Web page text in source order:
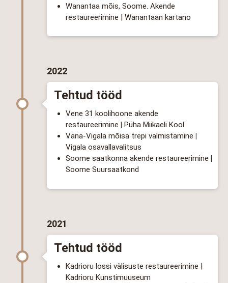
Wanantaa mõis, Soome. Akende
restaureerimine | Wanantaan kartano
2022
Tehtud tööd
Vene 31 koolihoone akende
restaureerimine | Püha Miikaeli Kool
Vana-Vigala mõisa trepi valmistamine |
Vigala osavallavalitsus
Soome saatkonna akende restaureerimine |
Soome Suursaatkond
2021
Tehtud tööd
Kadrioru lossi välisuste restaureerimine |
Kadrioru Kunstimuuseum